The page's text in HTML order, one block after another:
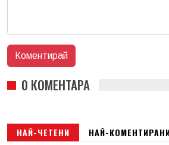
0 КОМЕНТАРА
НАЙ-ЧЕТЕНИ НАЙ-